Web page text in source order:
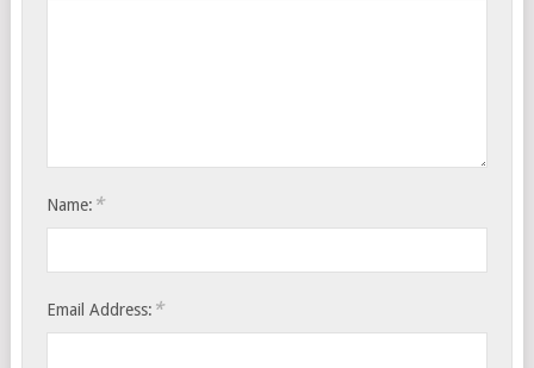
Name: *
Email Address: *